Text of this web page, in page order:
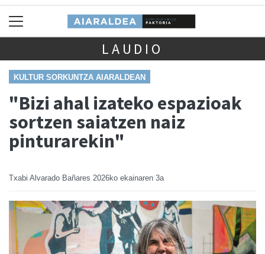
LAUDIO
KULTUR SORKUNTZA AIARALDEAN
"Bizi ahal izateko espazioak
sortzen saiatzen naiz
pinturarekin"
Txabi Alvarado Bañares 2026ko ekainaren 3a